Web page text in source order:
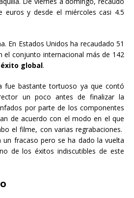
euros y desde el miércoles casi 4.5
En Estados Unidos ha recaudado 51
el conjunto internacional más de 142
éxito global.
fue bastante tortuoso ya que contó
un poco antes de finalizar la
por parte de los componentes
de acuerdo con el modo en el que
el filme, con varias regrabaciones.
un fracaso pero se ha dado la vuelta
de los éxitos indiscutibles de este